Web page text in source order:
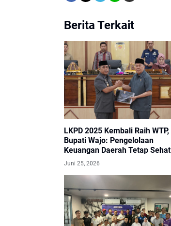
Berita Terkait
LKPD 2025 Kembali Raih WTP,
Bupati Wajo: Pengelolaan
Keuangan Daerah Tetap Sehat
Juni 25, 2026